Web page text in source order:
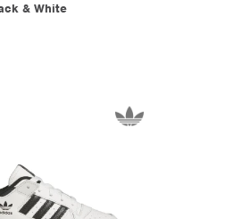
& White